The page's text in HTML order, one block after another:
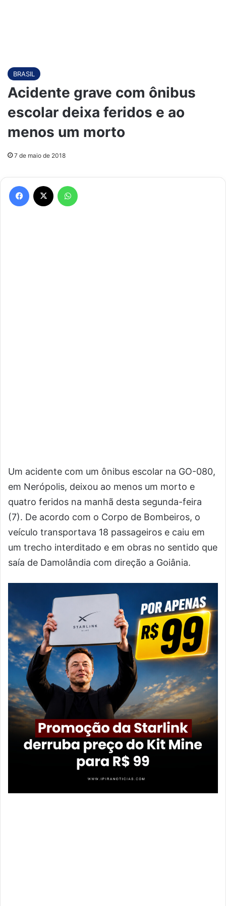
BRASIL
Acidente grave com ônibus
escolar deixa feridos e ao
menos um morto
7 de maio de 2018
Um acidente com um ônibus escolar na GO-080,
em Nerópolis, deixou ao menos um morto e
quatro feridos na manhã desta segunda-feira
(7). De acordo com o Corpo de Bombeiros, o
veículo transportava 18 passageiros e caiu em
um trecho interditado e em obras no sentido que
saía de Damolândia com direção a Goiânia.